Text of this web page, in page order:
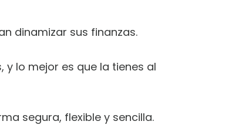
dinamizar sus finanzas.
lo mejor es que la tienes al
segura, flexible y sencilla.